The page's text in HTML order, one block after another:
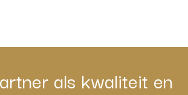
als kwaliteit en